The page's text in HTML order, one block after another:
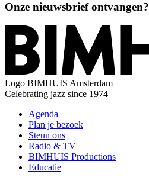
Onze nieuwsbrief ontvangen?
Logo BIMHUIS Amsterdam
Celebrating jazz since 1974
Agenda
Plan je bezoek
Steun ons
Radio & TV
BIMHUIS Productions
Educatie